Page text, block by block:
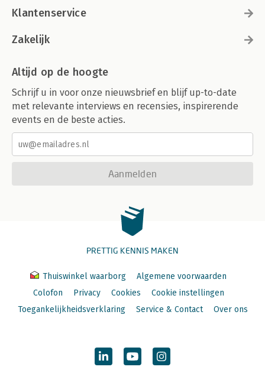
Klantenservice
Zakelijk
Altijd op de hoogte
Schrijf u in voor onze nieuwsbrief en blijf up-to-date
met relevante interviews en recensies, inspirerende
events en de beste acties.
Aanmelden
PRETTIG KENNIS MAKEN
Thuiswinkel waarborg
Algemene voorwaarden
Colofon
Privacy Cookies
Cookie instellingen
Toegankelijkheidsverklaring
Service & Contact Over ons